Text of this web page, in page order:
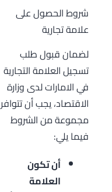
شروط الحصول على
علامة تجارية
لضمان قبول طلب
تسجيل العلامة التجارية
في الامارات لدى وزارة
الاقتصاد، يجب أن تتوافر
مجموعة من الشروط
فيما يلي:
أن تكون
العلامة